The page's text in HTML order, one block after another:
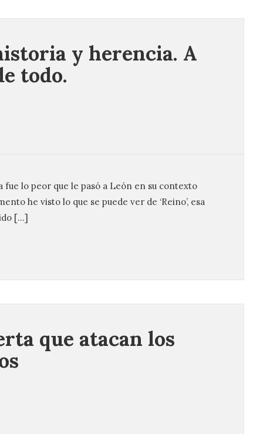
y herencia. A
todo.
fue lo peor que le pasó a León en su contexto
he visto lo que se puede ver de ‘Reino’, esa
[…]
que atacan los